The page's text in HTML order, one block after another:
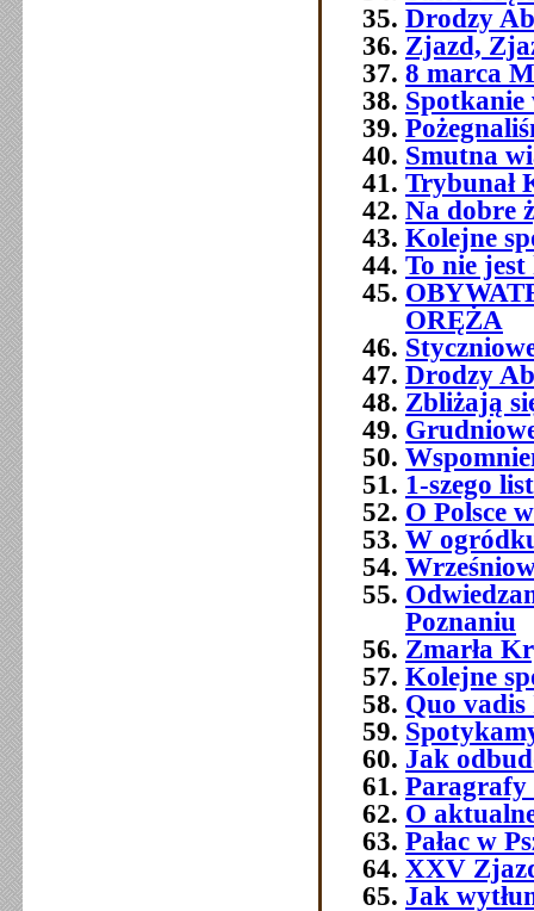
Drodzy
Zjazd,
8 marca
Spotkanie
Smutna
Trybunał
Na dobre
Kolejne
To nie
ORĘŻA
Drodzy
Zbliżają
1-szego
O Polsce
W
Poznaniu
Zmarła
Kolejne
Quo vadis
Jak
Paragrafy
O
Pałac w
XXV
Jak